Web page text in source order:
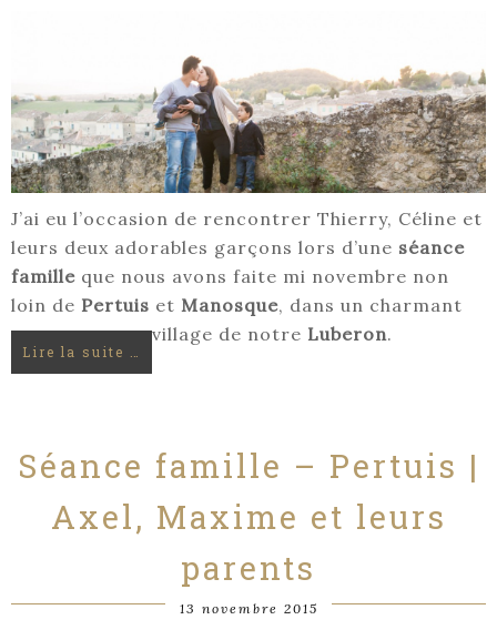
J’ai eu l’occasion de rencontrer Thierry, Céline et
leurs deux adorables garçons lors d’une séance
famille que nous avons faite mi novembre non
loin de Pertuis et Manosque, dans un charmant
village de notre Luberon.
Lire la suite …
Séance famille – Pertuis |
Axel, Maxime et leurs
parents
13 novembre 2015